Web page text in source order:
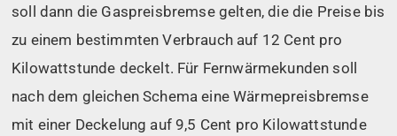
soll dann die Gaspreisbremse gelten, die die Preise bis
zu einem bestimmten Verbrauch auf 12 Cent pro
Kilowattstunde deckelt. Für Fernwärmekunden soll
nach dem gleichen Schema eine Wärmepreisbremse
mit einer Deckelung auf 9,5 Cent pro Kilowattstunde